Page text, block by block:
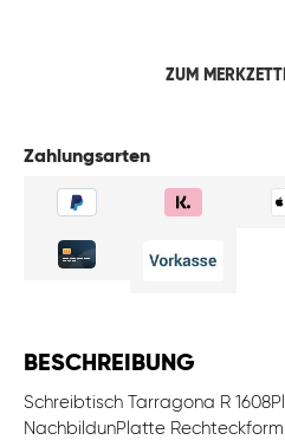
ZUM
Zahlungsarten
BESCHREIBUNG
Schreibtisch Tarragona R
NachbildunPlatte Rechteckform